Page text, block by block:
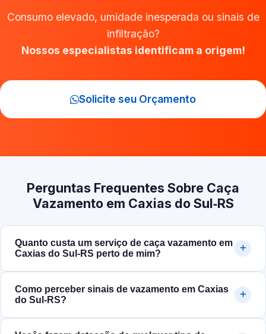
Consumo elevado, umidade inesperada ou sinais de
infiltração?
Nossos especialistas identificam a origem!
Solicite seu Orçamento
Perguntas Frequentes Sobre Caça
Vazamento em Caxias do Sul‑RS
Quanto custa um serviço de caça vazamento em
Caxias do Sul‑RS perto de mim?
Como perceber sinais de vazamento em Caxias
do Sul‑RS?